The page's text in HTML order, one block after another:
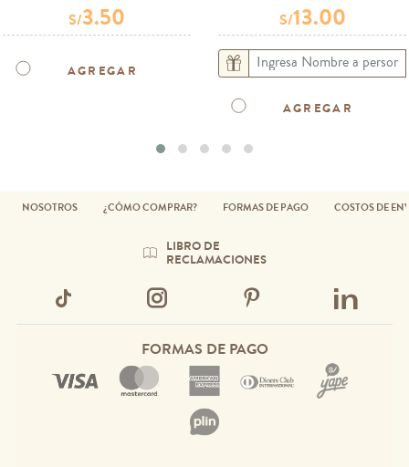
S/3.50
AGREGAR
S/13.00
AGREGAR
NOSOTROS ¿CÓMO COMPRAR? FORMAS DE PAGO COSTOS DE
LIBRO DE
RECLAMACIONES
FORMAS DE PAGO